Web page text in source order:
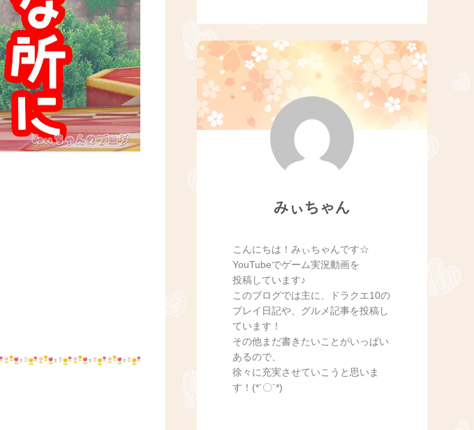
みぃちゃん
こんにちは！みぃちゃんです☆
YouTubeでゲーム実況動画を
投稿しています♪
このブログでは主に、ドラクエ10の
プレイ日記や、グルメ記事を投稿し
ています！
その他まだ書きたいことがいっぱい
あるので、
徐々に充実させていこうと思いま
す！(*´〇`*)